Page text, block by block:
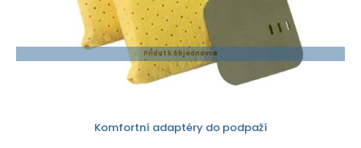
Přidat k objednávce
Komfortní adaptéry do podpaží